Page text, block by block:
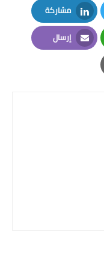
مشاركة
LinkedIn
إرسال
Email